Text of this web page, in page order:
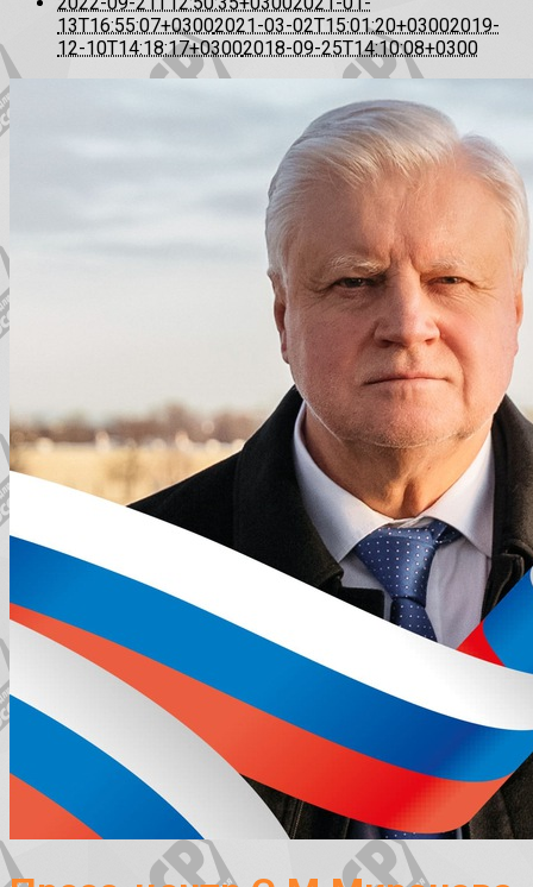
13T16:55:07+03002021-03-02T15:01:20+03002019-
12-10T14:18:17+03002018-09-25T14:10:08+0300